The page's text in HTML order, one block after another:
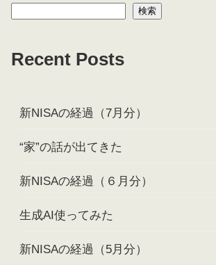
検索
Recent Posts
新NISAの経過（7月分）
“家”の話が出てきた
新NISAの経過（６月分）
生成AI使ってみた
新NISAの経過（5月分）